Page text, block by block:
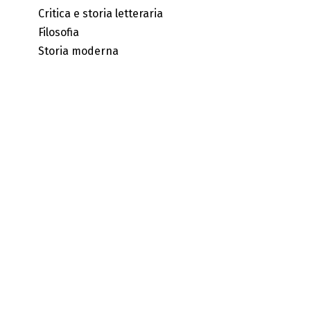
Critica e storia letteraria
Filosofia
Storia moderna